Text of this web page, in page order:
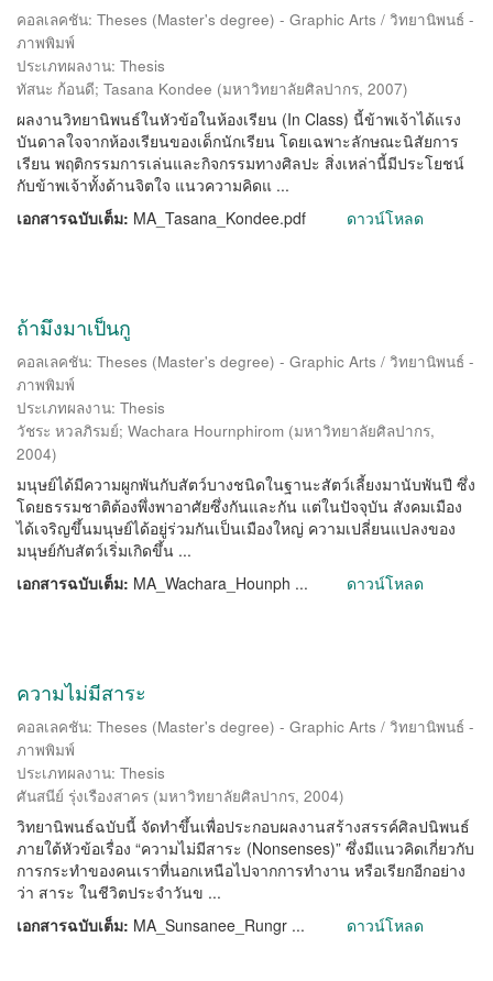
คอลเลคชัน: Theses (Master's degree) - Graphic Arts / วิทยานิพนธ์ -
ภาพพิมพ์
ประเภทผลงาน: Thesis
ทัสนะ ก้อนดี; Tasana Kondee (มหาวิทยาลัยศิลปากร, 2007)
ผลงานวิทยานิพนธ์ในหัวข้อในห้องเรียน (In Class) นี้ข้าพเจ้าได้แรง
บันดาลใจจากห้องเรียนของเด็กนักเรียน โดยเฉพาะลักษณะนิสัยการ
เรียน พฤติกรรมการเล่นและกิจกรรมทางศิลปะ สิ่งเหล่านี้มีประโยชน์
กับข้าพเจ้าทั้งด้านจิตใจ แนวความคิดแ ...
เอกสารฉบับเต็ม: MA_Tasana_Kondee.pdf ดาวน์โหลด
ถ้ามึงมาเป็นกู
คอลเลคชัน: Theses (Master's degree) - Graphic Arts / วิทยานิพนธ์ -
ภาพพิมพ์
ประเภทผลงาน: Thesis
วัชระ หวลภิรมย์; Wachara Hournphirom (มหาวิทยาลัยศิลปากร,
2004)
มนุษย์ได้มีความผูกพันกับสัตว์บางชนิดในฐานะสัตว์เลี้ยงมานับพันปี ซึ่ง
โดยธรรมชาติต้องพึ่งพาอาศัยซึ่งกันและกัน แต่ในปัจจุบัน สังคมเมือง
ได้เจริญขึ้นมนุษย์ได้อยู่ร่วมกันเป็นเมืองใหญ่ ความเปลี่ยนแปลงของ
มนุษย์กับสัตว์เริ่มเกิดขึ้น ...
เอกสารฉบับเต็ม: MA_Wachara_Hounph ... ดาวน์โหลด
ความไม่มีสาระ
คอลเลคชัน: Theses (Master's degree) - Graphic Arts / วิทยานิพนธ์ -
ภาพพิมพ์
ประเภทผลงาน: Thesis
ศันสนีย์ รุ่งเรืองสาคร (มหาวิทยาลัยศิลปากร, 2004)
วิทยานิพนธ์ฉบับนี้ จัดทำขึ้นเพื่อประกอบผลงานสร้างสรรค์ศิลปนิพนธ์
ภายใต้หัวข้อเรื่อง “ความไม่มีสาระ (Nonsenses)” ซึ่งมีแนวคิดเกี่ยวกับ
การกระทำของคนเราที่นอกเหนือไปจากการทำงาน หรือเรียกอีกอย่าง
ว่า สาระ ในชีวิตประจำวันข ...
เอกสารฉบับเต็ม: MA_Sunsanee_Rungr ... ดาวน์โหลด